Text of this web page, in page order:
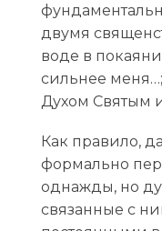
двумя
воде в
сильнее
Духом Святым и
Как правило,
формально
однажды, но
связанные с